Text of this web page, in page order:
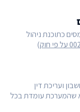
כתוכנת ניהול
)
ועריכת דין
שהמערכת עומדת בכל